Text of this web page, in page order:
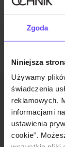
Zgoda
Niniejsza
Używamy
świadczenia
reklamowych.
informacjami
ustawienia
cookie”.
Opinie
Bądź na